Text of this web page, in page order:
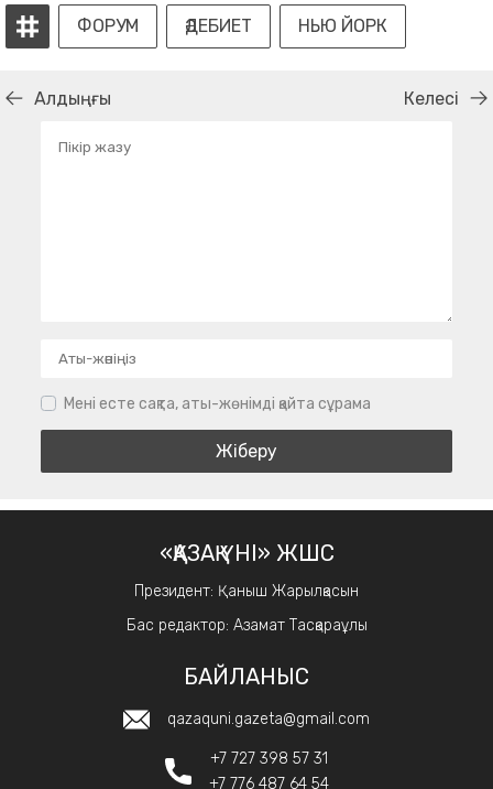
ФОРУМ ӘДЕБИЕТ НЬЮ ЙОРК
Алдыңғы Келесі
Мені есте сақта, аты-жөнімді қайта сұрама
«ҚАЗАҚ ҮНІ» ЖШС
Президент: Қаныш Жарылқасын
Бас редактор: Азамат Тасқараұлы
БАЙЛАНЫС
qazaquni.gazeta@gmail.com
+7 727 398 57 31
+7 776 487 64 54